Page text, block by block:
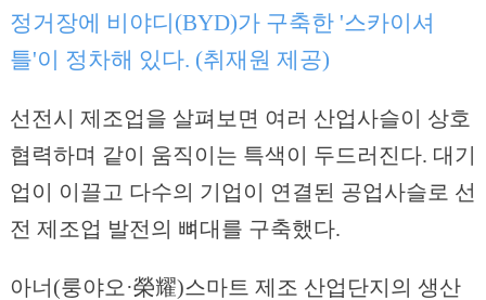
정거장에 비야디(BYD)가 구축한 '스카이셔
틀'이 정차해 있다. (취재원 제공)
선전시 제조업을 살펴보면 여러 산업사슬이 상호
협력하며 같이 움직이는 특색이 두드러진다. 대기
업이 이끌고 다수의 기업이 연결된 공업사슬로 선
전 제조업 발전의 뼈대를 구축했다.
아너(룽야오·榮耀)스마트 제조 산업단지의 생산